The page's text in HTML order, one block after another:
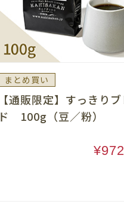
まとめ買い
【通販限定】すっきり
ド 100g（豆／粉）
¥972